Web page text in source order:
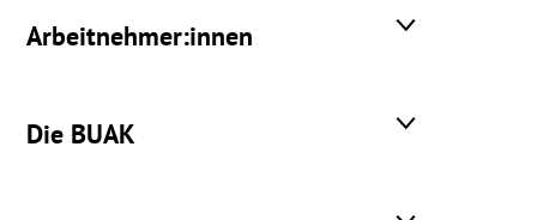
Arbeitnehmer:innen
Die BUAK